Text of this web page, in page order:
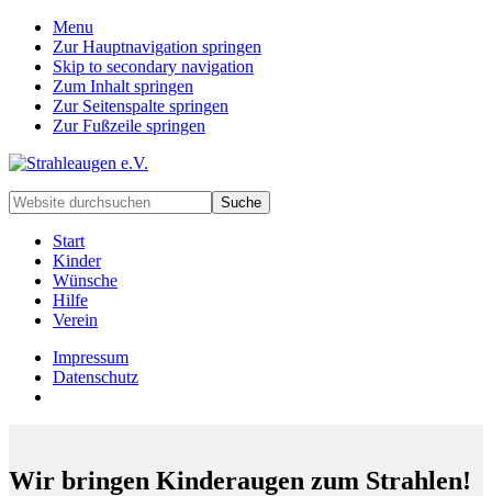
Menu
Zur Hauptnavigation springen
Skip to secondary navigation
Zum Inhalt springen
Zur Seitenspalte springen
Zur Fußzeile springen
Handarbeiten
für
besondere
Kinder
deren
Familien
Website
durchsuchen
Start
Kinder
Wünsche
Hilfe
Verein
Impressum
Datenschutz
Wir bringen Kinderaugen zum Strahlen!